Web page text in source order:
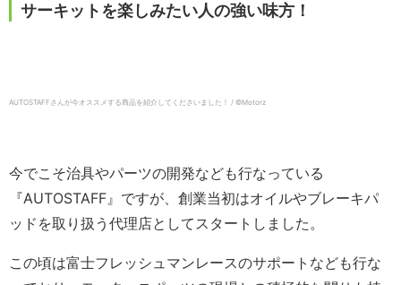
サーキットを楽しみたい人の強い味方！
AUTOSTAFFさんが今オススメする商品を紹介してくださいました！ / ©︎Motorz
今でこそ治具やパーツの開発なども行なっている
『AUTOSTAFF』ですが、創業当初はオイルやブレーキパ
ッドを取り扱う代理店としてスタートしました。
この頃は富士フレッシュマンレースのサポートなども行な